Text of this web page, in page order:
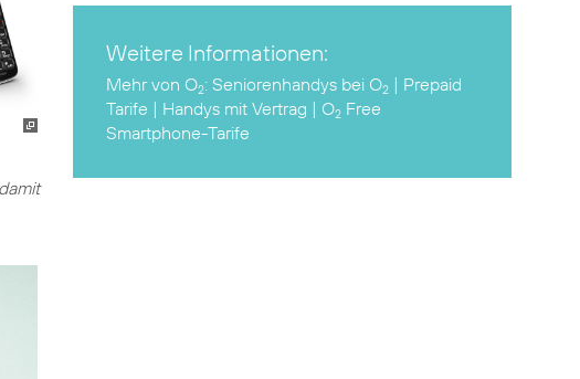
Weitere Informationen:
Mehr von O2:Seniorenhandys bei O2 | Prepaid
Tarife | Handys mit Vertrag | O2 Free
Smartphone-Tarife